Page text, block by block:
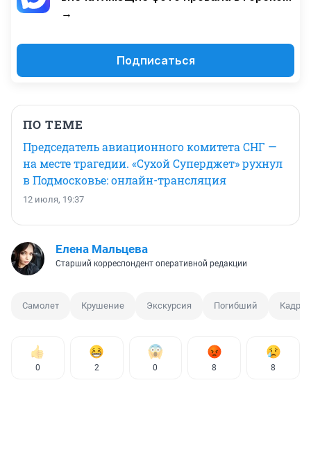
→
Подписаться
ПО ТЕМЕ
Председатель авиационного комитета СНГ —
на месте трагедии. «Сухой Суперджет» рухнул
в Подмосковье: онлайн-трансляция
12 июля, 19:37
Елена Мальцева
Старший корреспондент оперативной редакции
Самолет Крушение Экскурсия Погибший Кадр
0 2 0 8 8